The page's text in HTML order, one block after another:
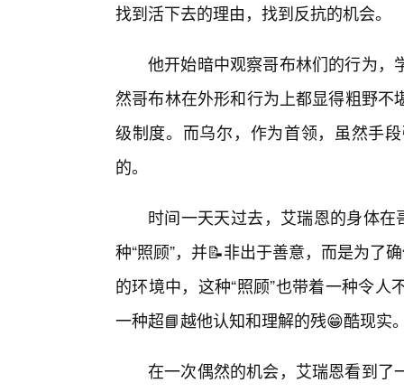
找到活下去的理由，找到反抗的机会。
他开始暗中观察哥布林们的行为，
然哥布林在外形和行为上都显得粗野
级制度。而乌尔，作为首领，虽然手
的。
时间一天天过去，艾瑞恩的身体在
种“照顾”，并📝非出于善意，而是为了
的环境中，这种“照顾”也带着一种令
一种超📘越他认知和理解的残😁酷现实
在一次偶然的机会，艾瑞恩看到了